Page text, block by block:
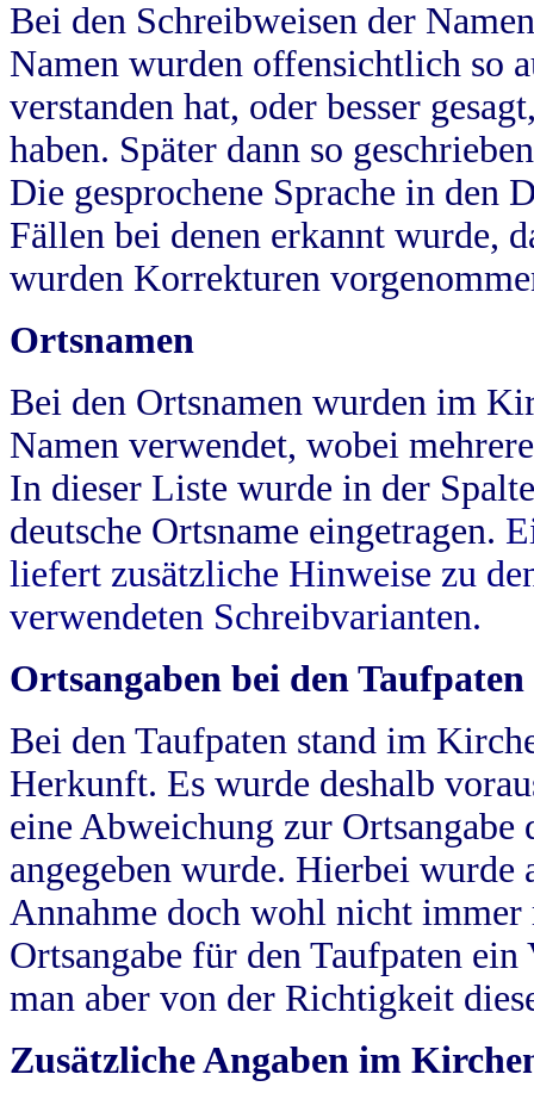
Bei den Schreibweisen der
Namen wurden offensichtlich so
verstanden hat, oder besser
haben. Später dann so
Die gesprochene Sprache in
Fällen bei denen erkannt wurde,
wurden Korrekturen
Ortsnamen
Bei den Ortsnamen wurden im
Namen verwendet, wobei
In dieser Liste wurde in der
deutsche Ortsname eingetragen.
liefert zusätzliche Hinweise zu
verwendeten Schreibvarianten.
Ortsangaben bei den Taufpaten
Bei den Taufpaten stand im
Herkunft. Es wurde deshalb
eine Abweichung zur
angegeben wurde. Hierbei wurde
Annahme doch wohl nicht
Ortsangabe für den Taufpaten
man aber von der Richtigkeit
Zusätzliche Angaben im